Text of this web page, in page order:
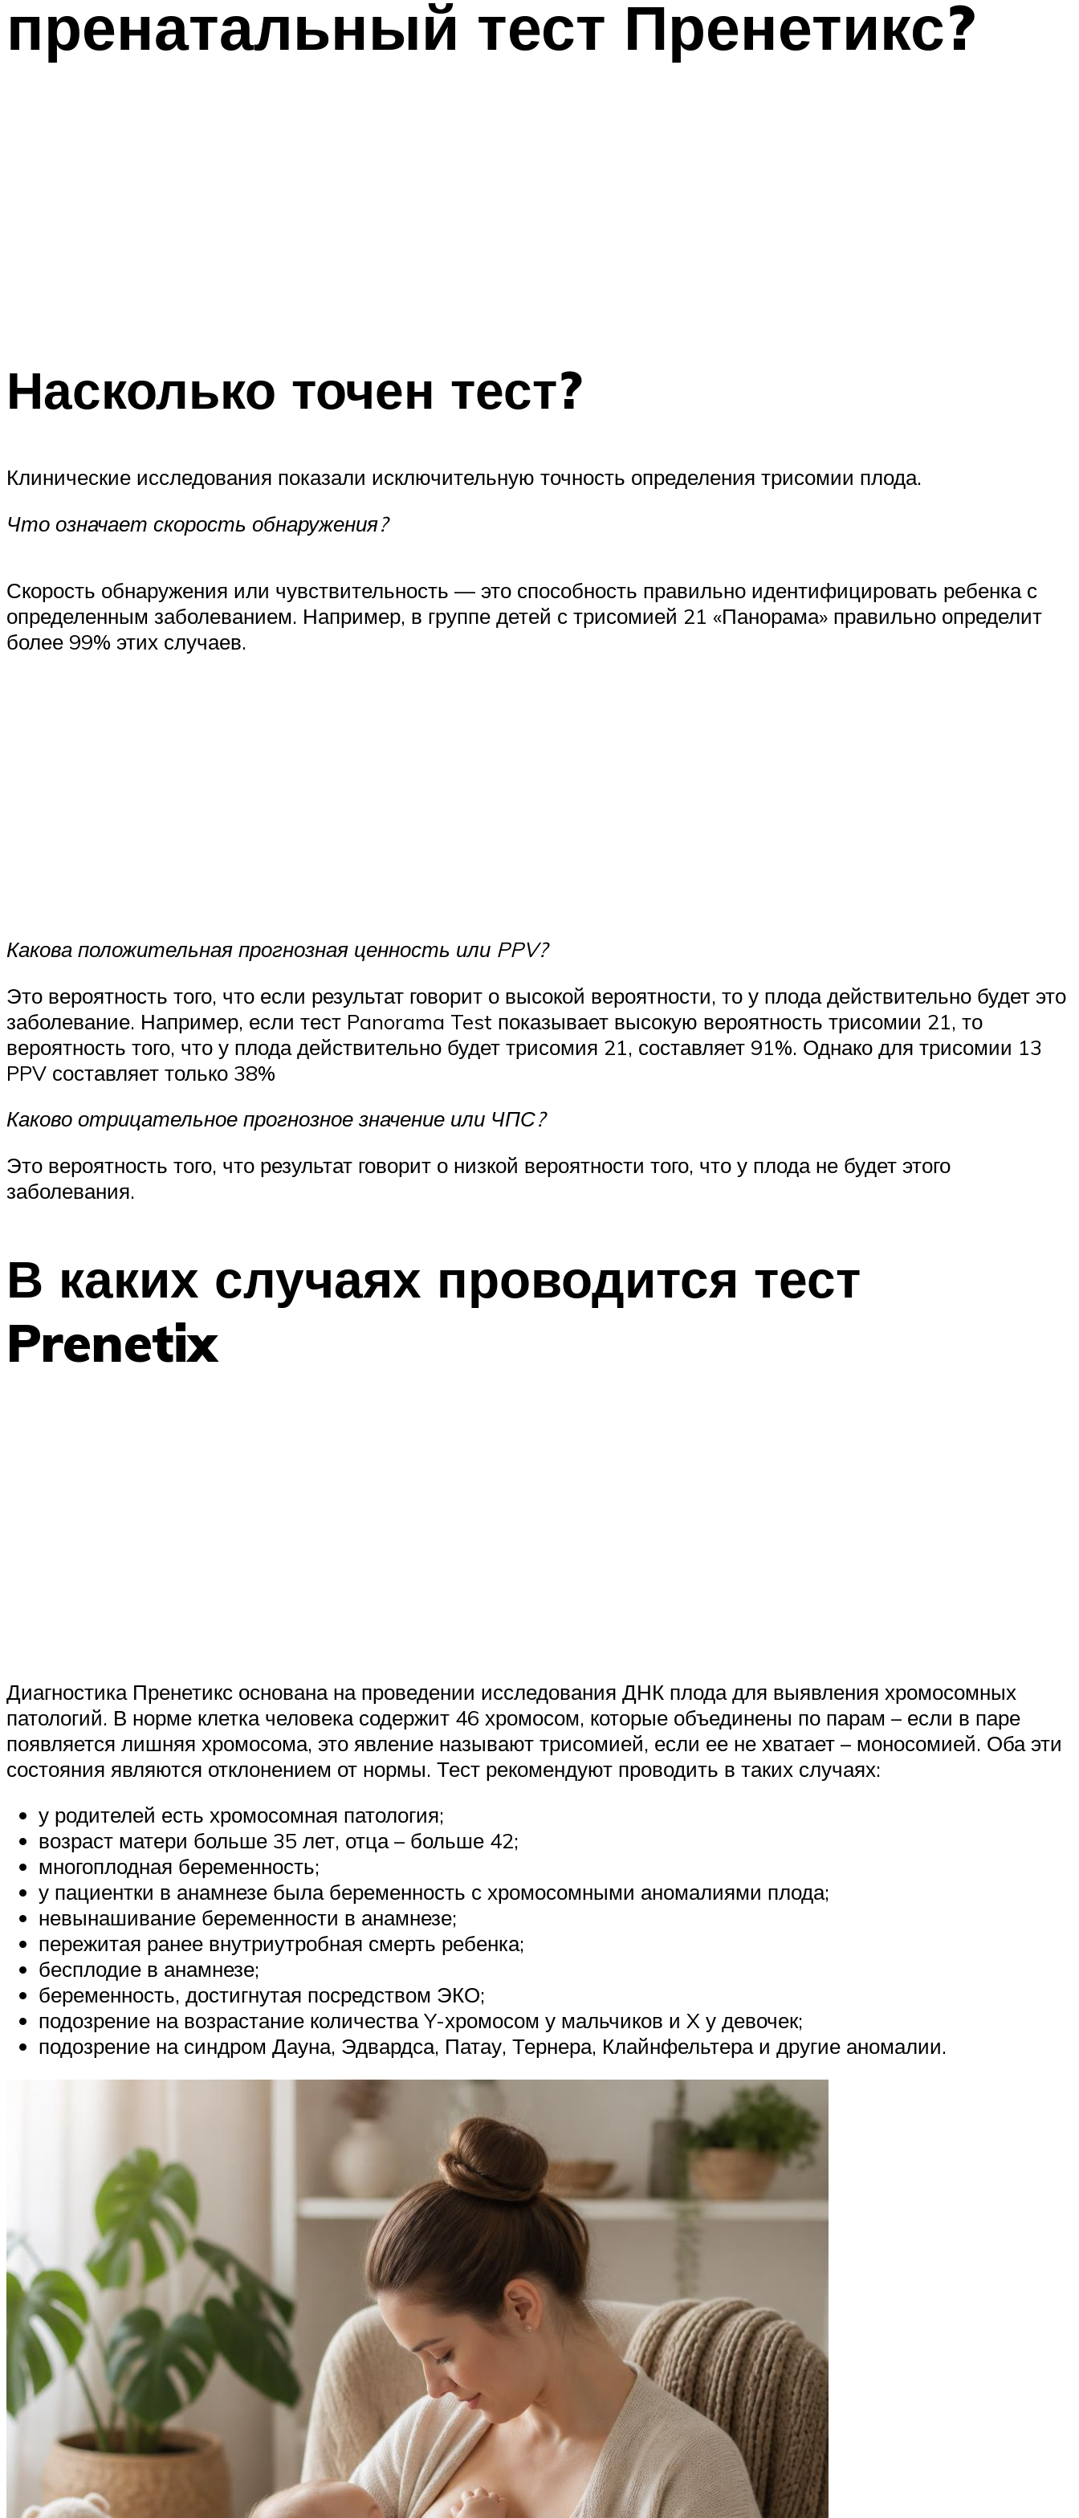
пренатальный тест Пренетикс?
Насколько точен тест?
Клинические исследования показали исключительную точность определения трисомии плода.
Что означает скорость обнаружения?
Скорость обнаружения или чувствительность — это способность правильно идентифицировать ребенка с
определенным заболеванием. Например, в группе детей с трисомией 21 «Панорама» правильно определит
более 99% этих случаев.
Какова положительная прогнозная ценность или PPV?
Это вероятность того, что если результат говорит о высокой вероятности, то у плода действительно будет это
заболевание. Например, если тест Panorama Test показывает высокую вероятность трисомии 21, то
вероятность того, что у плода действительно будет трисомия 21, составляет 91%. Однако для трисомии 13
PPV составляет только 38%
Каково отрицательное прогнозное значение или ЧПС?
Это вероятность того, что результат говорит о низкой вероятности того, что у плода не будет этого
заболевания.
В каких случаях проводится тест
Prenetix
Диагностика Пренетикс основана на проведении исследования ДНК плода для выявления хромосомных
патологий. В норме клетка человека содержит 46 хромосом, которые объединены по парам – если в паре
появляется лишняя хромосома, это явление называют трисомией, если ее не хватает – моносомией. Оба эти
состояния являются отклонением от нормы. Тест рекомендуют проводить в таких случаях:
у родителей есть хромосомная патология;
возраст матери больше 35 лет, отца – больше 42;
многоплодная беременность;
у пациентки в анамнезе была беременность с хромосомными аномалиями плода;
невынашивание беременности в анамнезе;
пережитая ранее внутриутробная смерть ребенка;
бесплодие в анамнезе;
беременность, достигнутая посредством ЭКО;
подозрение на возрастание количества Y-хромосом у мальчиков и X у девочек;
подозрение на синдром Дауна, Эдвардса, Патау, Тернера, Клайнфельтера и другие аномалии.